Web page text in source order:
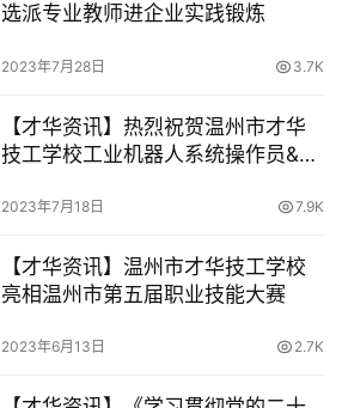
选派专业教师进企业实践锻炼
2023年7月28日 3.7K
【才华资讯】热烈祝贺温州市才华
技工学校工业机器人系统操作员&电
2023年7月18日 7.9K
【才华资讯】温州市才华技工学校
亮相温州市第五届职业技能大赛
2023年6月13日 2.7K